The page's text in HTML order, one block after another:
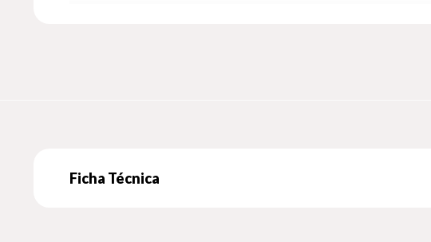
Ficha Técnica